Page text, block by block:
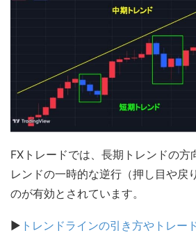
FXトレードでは、長期トレンドの方
レンドの一時的な逆行（押し目や戻
のが有効とされています。
▶ トレンドラインの引き方やトレー